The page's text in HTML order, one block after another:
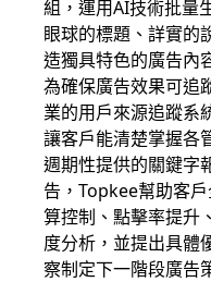
組，運用AI技術批量
眼球的標題、詳實的
造獨具特色的廣告內
為確保廣告效果可追
業的用戶來源追蹤系
讓客戶能清楚掌握各
週期性提供的關鍵字
告，Topkee幫助客
算控制、點擊率提升
度分析，並提出具體
察制定下一階段廣告